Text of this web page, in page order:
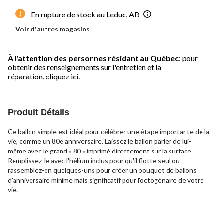
En rupture de stock au Leduc, AB
Voir d'autres magasins
À l'attention des personnes résidant au Québec: pour
obtenir des renseignements sur l'entretien et la
réparation,cliquez ici.
Produit Détails
Ce ballon simple est idéal pour célébrer une étape importante de la
vie, comme un 80e anniversaire. Laissez le ballon parler de lui-
même avec le grand « 80 » imprimé directement sur la surface.
Remplissez-le avec l'hélium inclus pour qu'il flotte seul ou
rassemblez-en quelques-uns pour créer un bouquet de ballons
d'anniversaire minime mais significatif pour l'octogénaire de votre
vie.